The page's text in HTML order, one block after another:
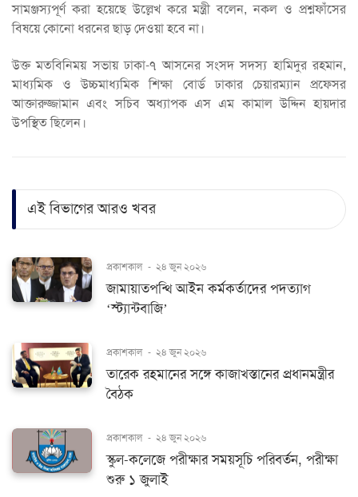
সামঞ্জস্যপূর্ণ করা হয়েছে উল্লেখ করে মন্ত্রী বলেন, নকল ও প্রশ্নফাঁসের
বিষয়ে কোনো ধরনের ছাড় দেওয়া হবে না।
উক্ত মতবিনিময় সভায় ঢাকা-৭ আসনের সংসদ সদস্য হামিদুর রহমান,
মাধ্যমিক ও উচ্চমাধ্যমিক শিক্ষা বোর্ড ঢাকার চেয়ারম্যান প্রফেসর
আক্তারুজ্জামান এবং সচিব অধ্যাপক এস এম কামাল উদ্দিন হায়দার
উপস্থিত ছিলেন।
এই বিভাগের আরও খবর
প্রকাশকাল - ২৪ জুন ২০২৬
জামায়াতপন্থি আইন কর্মকর্তাদের পদত্যাগ
‘স্ট্যান্টবাজি’
প্রকাশকাল - ২৪ জুন ২০২৬
তারেক রহমানের সঙ্গে কাজাখস্তানের প্রধানমন্ত্রীর
বৈঠক
প্রকাশকাল - ২৪ জুন ২০২৬
স্কুল-কলেজে পরীক্ষার সময়সূচি পরিবর্তন, পরীক্ষা
শুরু ১ জুলাই